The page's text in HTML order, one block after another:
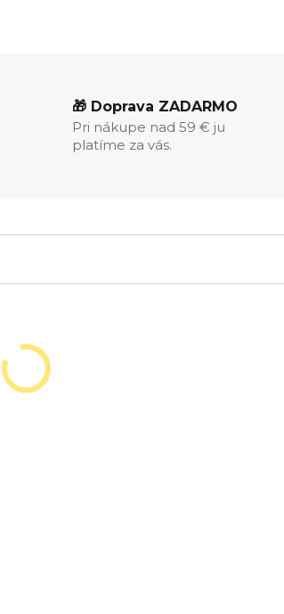
🎁 Doprava ZADARMO
Pri nákupe nad 59 € ju
platíme za vás.